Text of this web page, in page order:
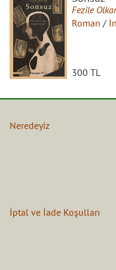
Fezile
Roman /
300 TL
Neredeyiz
İptal ve İade Koşulları